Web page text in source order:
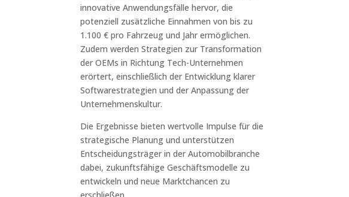
innovative Anwendungsfälle hervor, die
potenziell zusätzliche Einnahmen von bis zu
1.100 € pro Fahrzeug und Jahr ermöglichen.
Zudem werden Strategien zur Transformation
der OEMs in Richtung Tech-Unternehmen
erörtert, einschließlich der Entwicklung klarer
Softwarestrategien und der Anpassung der
Unternehmenskultur.
Die Ergebnisse bieten wertvolle Impulse für die
strategische Planung und unterstützen
Entscheidungsträger in der Automobilbranche
dabei, zukunftsfähige Geschäftsmodelle zu
entwickeln und neue Marktchancen zu